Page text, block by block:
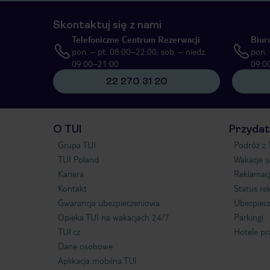
Skontaktuj się z nami
Telefoniczne Centrum Rezerwacji
pon. – pt. 08:00–22:00, sob. – niedz.
09:00–21:00
22 270 31 20
pon.
O TUI
Grupa TUI
TUI Poland
Kariera
Kontakt
Gwarancja ubezpieczeniowa
Opieka TUI na wakacjach 24/7
TUI.cz
Dane osobowe
Aplikacja mobilna TUI
Podróż z
Wakacje
Status
Parkingi
Hotele